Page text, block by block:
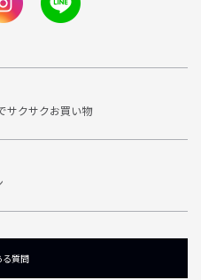
サクサクお買い物
る質問